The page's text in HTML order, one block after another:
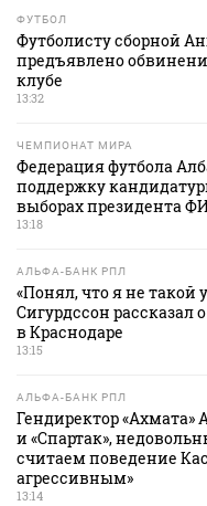
ФУТБОЛ
Футболисту сборной
предъявлено
клубе
13:32
ЧЕМПИОНАТ МИРА
Федерация футбола
поддержку
выборах президента
13:18
АЛЬФА-БАНК РПЛ
«Понял, что я не такой
Сигурдссон рассказал
в Краснодаре
13:15
АЛЬФА-БАНК РПЛ
Гендиректор
и «Спартак»,
считаем поведение
агрессивным»
13:14